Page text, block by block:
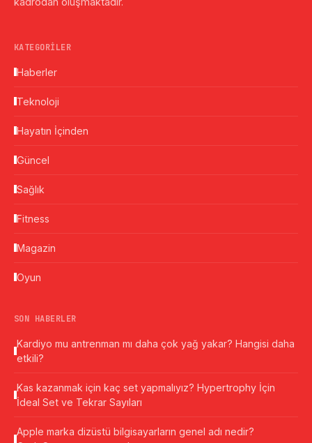
KATEGORILER
Haberler
Teknoloji
Hayatın İçinden
Güncel
Sağlık
Fitness
Magazin
Oyun
SON HABERLER
Kardiyo mu antrenman mı daha çok yağ yakar? Hangisi daha
etkili?
Kas kazanmak için kaç set yapmalıyız? Hypertrophy İçin
İdeal Set ve Tekrar Sayıları
Apple marka dizüstü bilgisayarların genel adı nedir?